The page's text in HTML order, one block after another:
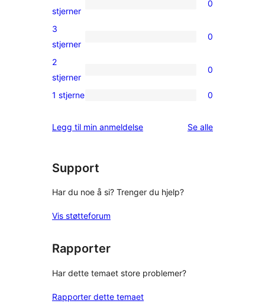
star
0
4-
star
stjerner
0
0
3-
star
3
stjerner
0
0
2-
reviews
2
stjerner
0
0
star
1 stjerne 0
Legg til min anmeldelse Se alleomtalene
Support
Har du noe å si? Trenger du hjelp?
Vis støtteforum
Rapporter
Har dette temaet store problemer?
Rapporter dette temaet